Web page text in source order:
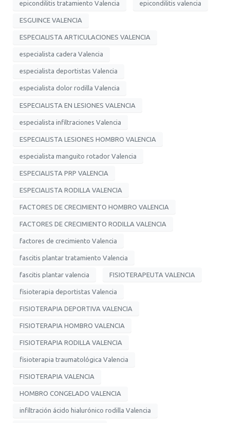
epicondilitis tratamiento Valencia epicondilitis valencia
ESGUINCE VALENCIA
ESPECIALISTA ARTICULACIONES VALENCIA
especialista cadera Valencia
especialista deportistas Valencia
especialista dolor rodilla Valencia
ESPECIALISTA EN LESIONES VALENCIA
especialista infiltraciones Valencia
ESPECIALISTA LESIONES HOMBRO VALENCIA
especialista manguito rotador Valencia
ESPECIALISTA PRP VALENCIA
ESPECIALISTA RODILLA VALENCIA
FACTORES DE CRECIMIENTO HOMBRO VALENCIA
FACTORES DE CRECIMIENTO RODILLA VALENCIA
factores de crecimiento Valencia
fascitis plantar tratamiento Valencia
fascitis plantar valencia FISIOTERAPEUTA VALENCIA
fisioterapia deportistas Valencia
FISIOTERAPIA DEPORTIVA VALENCIA
FISIOTERAPIA HOMBRO VALENCIA
FISIOTERAPIA RODILLA VALENCIA
fisioterapia traumatológica Valencia
FISIOTERAPIA VALENCIA
HOMBRO CONGELADO VALENCIA
infiltración ácido hialurónico rodilla Valencia